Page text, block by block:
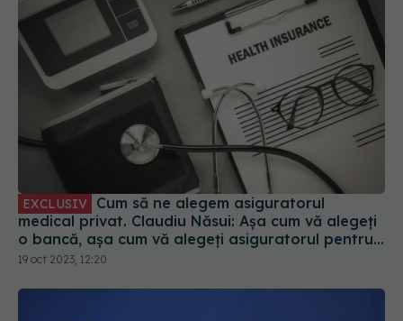
EXCLUSIV
medical privat. Claudiu Năsui: Așa cum vă alegeți
o bancă, așa cum vă alegeți asiguratorul pentru
mașină
19 oct 2023, 12:20